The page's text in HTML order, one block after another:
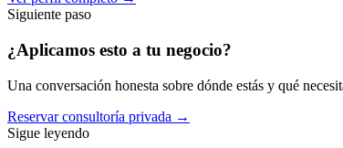
Siguiente paso
¿Aplicamos esto a tu negocio?
Una conversación honesta sobre dónde estás y qué
Reservar consultoría privada →
Sigue leyendo